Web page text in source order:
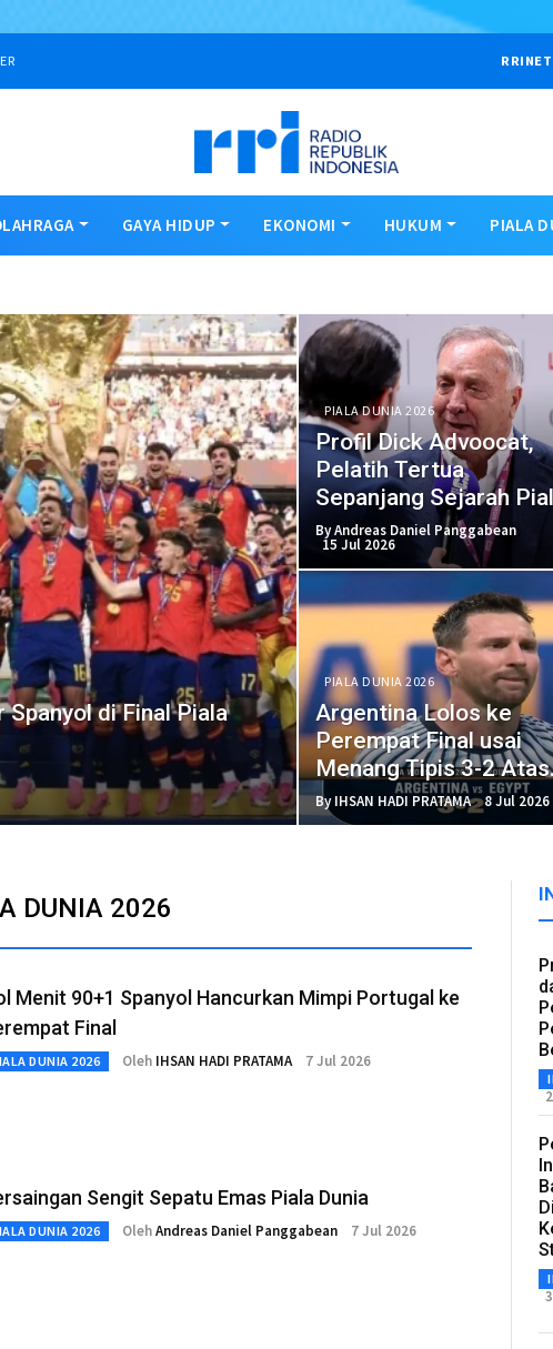
RRINET
GAYA HIDUP EKONOMI HUKUM PIALA
di Final Piala
PIALA DUNIA 2026
Profil Dick Advoocat,
Pelatih Tertua
Sepanjang Sejarah
Dunia
By Andreas Daniel Panggabean
15 Jul 2026
PIALA DUNIA 2026
Argentina Lolos ke
Perempat Final usai
Menang Tipis 3-2 Atas
Mesir
By IHSAN HADI PRATAMA 8 Jul 2026
DUNIA 2026
Menit 90+1 Spanyol Hancurkan Mimpi Portugal ke
Final
DUNIA 2026 Oleh IHSAN HADI PRATAMA 7 Jul 2026
Sengit Sepatu Emas Piala Dunia
DUNIA 2026 OlehAndreas Daniel Panggabean 7 Jul 2026